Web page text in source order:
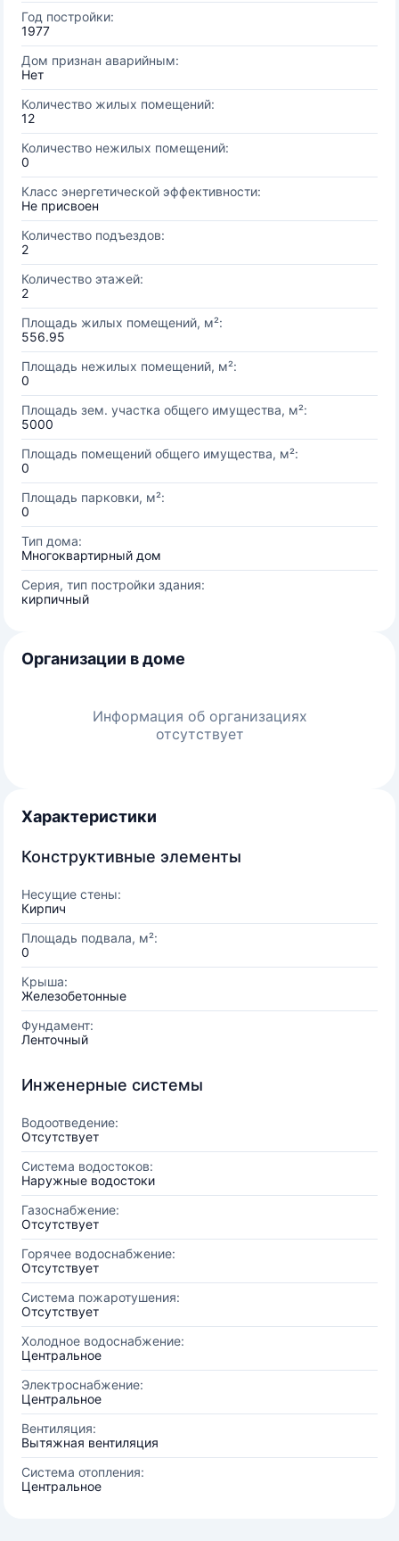
Год постройки:
1977
Дом признан аварийным:
Нет
Количество жилых помещений:
12
Количество нежилых помещений:
0
Класс энергетической эффективности:
Не присвоен
Количество подъездов:
2
Количество этажей:
2
Площадь жилых помещений, м²:
556.95
Площадь нежилых помещений, м²:
0
Площадь зем. участка общего имущества, м²:
5000
Площадь помещений общего имущества, м²:
0
Площадь парковки, м²:
0
Тип дома:
Многоквартирный дом
Серия, тип постройки здания:
кирпичный
Организации в доме
Информация об организациях
отсутствует
Характеристики
Конструктивные элементы
Несущие стены:
Кирпич
Площадь подвала, м²:
0
Крыша:
Железобетонные
Фундамент:
Ленточный
Инженерные системы
Водоотведение:
Отсутствует
Система водостоков:
Наружные водостоки
Газоснабжение:
Отсутствует
Горячее водоснабжение:
Отсутствует
Система пожаротушения:
Отсутствует
Холодное водоснабжение:
Центральное
Электроснабжение:
Центральное
Вентиляция:
Вытяжная вентиляция
Система отопления:
Центральное